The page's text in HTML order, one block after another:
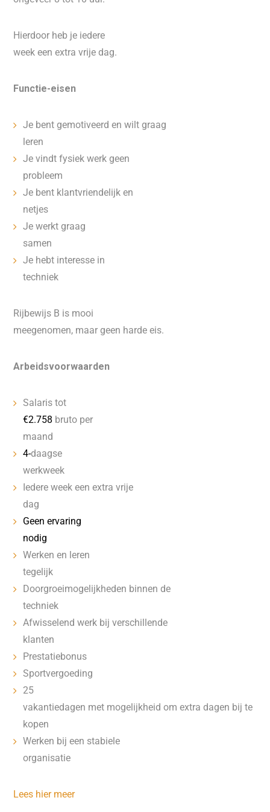
Hierdoor heb je iedere
week een extra vrije dag.
Functie-eisen
Je bent gemotiveerd en wilt graag
leren
Je vindt fysiek werk geen
probleem
Je bent klantvriendelijk en
netjes
Je werkt graag
samen
Je hebt interesse in
techniek
Rijbewijs B is mooi
meegenomen, maar geen harde eis.
Arbeidsvoorwaarden
Salaris tot
€2.758 bruto per
maand
4-daagse
werkweek
Iedere week een extra vrije
dag
Geen ervaring
nodig
Werken en leren
tegelijk
Doorgroeimogelijkheden binnen de
techniek
Afwisselend werk bij verschillende
klanten
Prestatiebonus
Sportvergoeding
25
vakantiedagen met mogelijkheid om extra dagen bij te
kopen
Werken bij een stabiele
organisatie
Lees hier meer